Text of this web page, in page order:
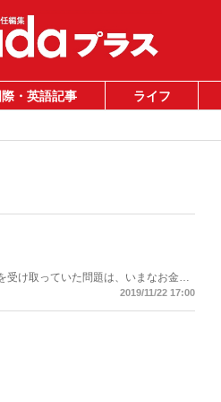
際・英語記事 ライフ
受け取っていた問題は、いまなお金品
る。しかしこの問題は部落解放同盟、
2019/11/22 17:00